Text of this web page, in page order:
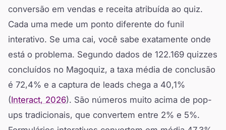
conversão em vendas e receita atribuída ao quiz.
Cada uma mede um ponto diferente do funil
interativo. Se uma cai, você sabe exatamente onde
está o problema. Segundo dados de 122.169 quizzes
concluídos no Magoquiz, a taxa média de conclusão
é 72,4% e a captura de leads chega a 40,1%
(Interact, 2026). São números muito acima de pop-
ups tradicionais, que convertem entre 2% e 5%.